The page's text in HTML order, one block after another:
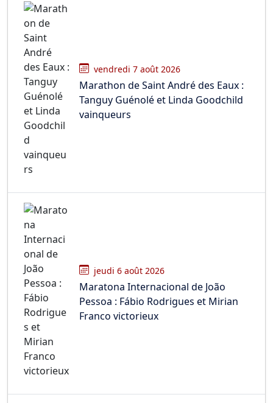
vendredi 7 août 2026
Marathon de Saint André des Eaux :
Tanguy Guénolé et Linda Goodchild
vainqueurs
jeudi 6 août 2026
Maratona Internacional de João
Pessoa : Fábio Rodrigues et Mirian
Franco victorieux